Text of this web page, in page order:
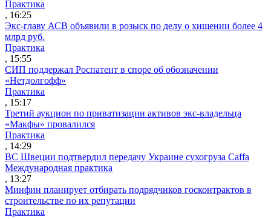
Практика
, 16:25
Экс-главу АСВ объявили в розыск по делу о хищении более 4
млрд руб.
Практика
, 15:55
СИП поддержал Роспатент в споре об обозначении
«Нетдолгофф»
Практика
, 15:17
Третий аукцион по приватизации активов экс-владельца
«Макфы» провалился
Практика
, 14:29
ВС Швеции подтвердил передачу Украине сухогруза Caffa
Международная практика
, 13:27
Минфин планирует отбирать подрядчиков госконтрактов в
строительстве по их репутации
Практика